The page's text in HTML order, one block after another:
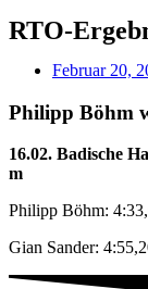
RTO-
Februar 20,
Philipp Böhm
16.02. Badische
m
Philipp Böhm:
Gian Sander: